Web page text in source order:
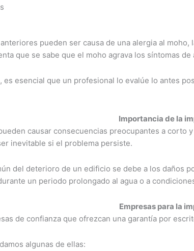
pueden ser causa de una alergia al
que se sabe que el moho agrava los síntomas
es esencial que un profesional lo evalúe lo antes
Importancia de la
causar consecuencias preocupantes a corto
inevitable si el problema persiste.
del deterioro de un edificio se debe a los daños
un periodo prolongado al agua o a
Empresas para la
de confianza que ofrezcan una garantía por
algunas de ellas: